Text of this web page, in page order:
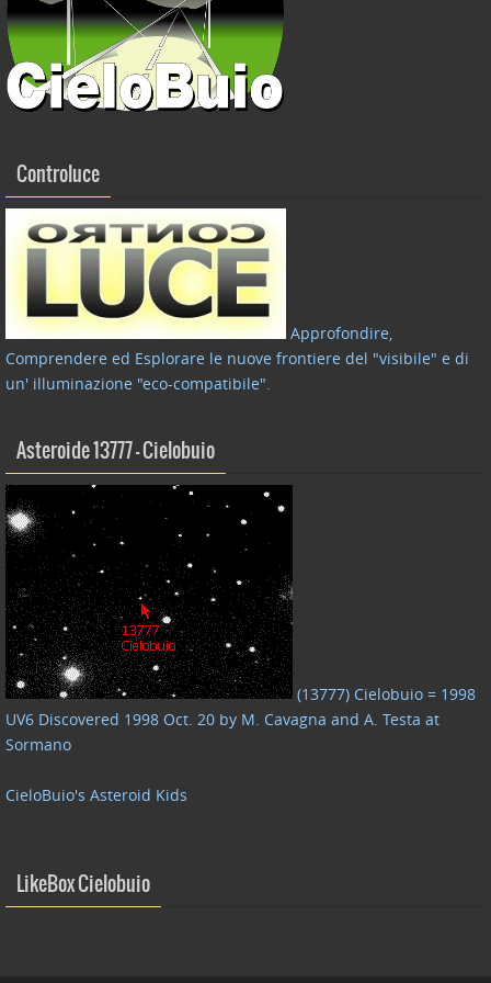
Controluce
Approfondire,
Comprendere ed Esplorare le nuove frontiere del "visibile" e di
un' illuminazione "eco-compatibile".
Asteroide 13777 – Cielobuio
(13777) Cielobuio = 1998
UV6 Discovered 1998 Oct. 20 by M. Cavagna and A. Testa at
Sormano
CieloBuio's Asteroid Kids
LikeBox Cielobuio